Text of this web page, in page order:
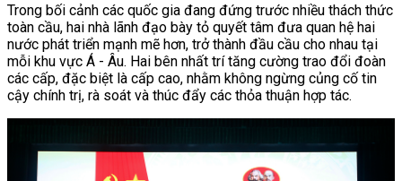
Trong bối cảnh các quốc gia đang đứng trước nhiều thách thức
toàn cầu, hai nhà lãnh đạo bày tỏ quyết tâm đưa quan hệ hai
nước phát triển mạnh mẽ hơn, trở thành đầu cầu cho nhau tại
mỗi khu vực Á - Âu. Hai bên nhất trí tăng cường trao đổi đoàn
các cấp, đặc biệt là cấp cao, nhằm không ngừng củng cố tin
cậy chính trị, rà soát và thúc đẩy các thỏa thuận hợp tác.